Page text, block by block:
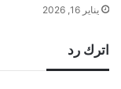
يناير 16, 2026
اترك رد